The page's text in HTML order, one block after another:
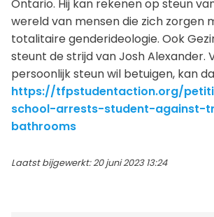
Ontario. Hij kan rekenen op steun
wereld van mensen die zich zorgen
totalitaire genderideologie. Ook
steunt de strijd van Josh Alexander.
persoonlijk steun wil betuigen, kan
https://tfpstudentaction.org/
school-arrests-student-against-
bathrooms
Laatst bijgewerkt: 20 juni 2023 13:24